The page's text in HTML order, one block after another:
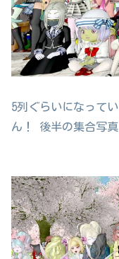
5列ぐらいになって
ん！ 後半の集合写真